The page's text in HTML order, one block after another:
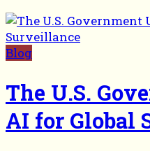
Blog
The U.S.
AI for Global